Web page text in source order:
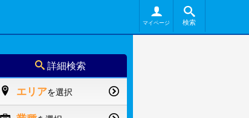
検索
マイページ
詳細検索
エリアを選択